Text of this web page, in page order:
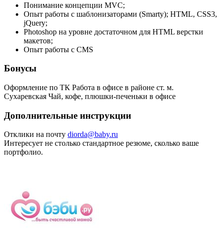
Понимание концепции MVC;
Опыт работы с шаблонизаторами (Smarty); HTML, CSS3,
jQuery;
Photoshop на уровне достаточном для HTML верстки
макетов;
Опыт работы с CMS
Бонусы
Оформление по ТК Работа в офисе в районе ст. м.
Сухаревская Чай, кофе, плюшки-печеньки в офисе
Дополнительные инструкции
Отклики на почту diorda@baby.ru
Интересует не столько стандартное резюме, сколько ваше
портфолио.